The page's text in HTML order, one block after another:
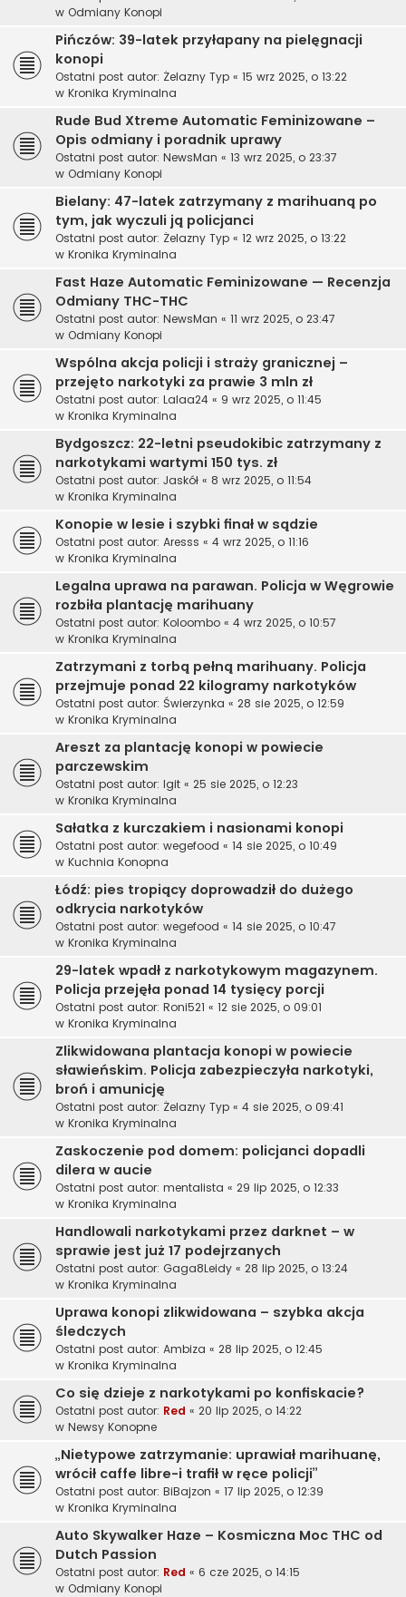
w Odmiany Konopi
Pińczów: 39-latek przyłapany na pielęgnacji
konopi
Ostatni post autor: Żelazny Typ « 15 wrz 2025, o 13:22
w Kronika Kryminalna
Rude Bud Xtreme Automatic Feminizowane –
Opis odmiany i poradnik uprawy
Ostatni post autor: NewsMan « 13 wrz 2025, o 23:37
w Odmiany Konopi
Bielany: 47-latek zatrzymany z marihuaną po
tym, jak wyczuli ją policjanci
Ostatni post autor: Żelazny Typ « 12 wrz 2025, o 13:22
w Kronika Kryminalna
Fast Haze Automatic Feminizowane — Recenzja
Odmiany THC-THC
Ostatni post autor: NewsMan « 11 wrz 2025, o 23:47
w Odmiany Konopi
Wspólna akcja policji i straży granicznej –
przejęto narkotyki za prawie 3 mln zł
Ostatni post autor: Lalaa24 « 9 wrz 2025, o 11:45
w Kronika Kryminalna
Bydgoszcz: 22-letni pseudokibic zatrzymany z
narkotykami wartymi 150 tys. zł
Ostatni post autor: Jaskół « 8 wrz 2025, o 11:54
w Kronika Kryminalna
Konopie w lesie i szybki finał w sądzie
Ostatni post autor: Aresss « 4 wrz 2025, o 11:16
w Kronika Kryminalna
Legalna uprawa na parawan. Policja w Węgrowie
rozbiła plantację marihuany
Ostatni post autor: Koloombo « 4 wrz 2025, o 10:57
w Kronika Kryminalna
Zatrzymani z torbą pełną marihuany. Policja
przejmuje ponad 22 kilogramy narkotyków
Ostatni post autor: Świerzynka « 28 sie 2025, o 12:59
w Kronika Kryminalna
Areszt za plantację konopi w powiecie
parczewskim
Ostatni post autor: Igit « 25 sie 2025, o 12:23
w Kronika Kryminalna
Sałatka z kurczakiem i nasionami konopi
Ostatni post autor: wegefood « 14 sie 2025, o 10:49
w Kuchnia Konopna
Łódź: pies tropiący doprowadził do dużego
odkrycia narkotyków
Ostatni post autor: wegefood « 14 sie 2025, o 10:47
w Kronika Kryminalna
29-latek wpadł z narkotykowym magazynem.
Policja przejęła ponad 14 tysięcy porcji
Ostatni post autor: Roni521 « 12 sie 2025, o 09:01
w Kronika Kryminalna
Zlikwidowana plantacja konopi w powiecie
sławieńskim. Policja zabezpieczyła narkotyki,
broń i amunicję
Ostatni post autor: Żelazny Typ « 4 sie 2025, o 09:41
w Kronika Kryminalna
Zaskoczenie pod domem: policjanci dopadli
dilera w aucie
Ostatni post autor: mentalista « 29 lip 2025, o 12:33
w Kronika Kryminalna
Handlowali narkotykami przez darknet – w
sprawie jest już 17 podejrzanych
Ostatni post autor: Gaga8Leidy « 28 lip 2025, o 13:24
w Kronika Kryminalna
Uprawa konopi zlikwidowana – szybka akcja
śledczych
Ostatni post autor: Ambiza « 28 lip 2025, o 12:45
w Kronika Kryminalna
Co się dzieje z narkotykami po konfiskacie?
Ostatni post autor: Red « 20 lip 2025, o 14:22
w Newsy Konopne
„Nietypowe zatrzymanie: uprawiał marihuanę,
wrócił caffe libre-i trafił w ręce policji”
Ostatni post autor: BiBajzon « 17 lip 2025, o 12:39
w Kronika Kryminalna
Auto Skywalker Haze – Kosmiczna Moc THC od
Dutch Passion
Ostatni post autor: Red « 6 cze 2025, o 14:15
w Odmiany Konopi